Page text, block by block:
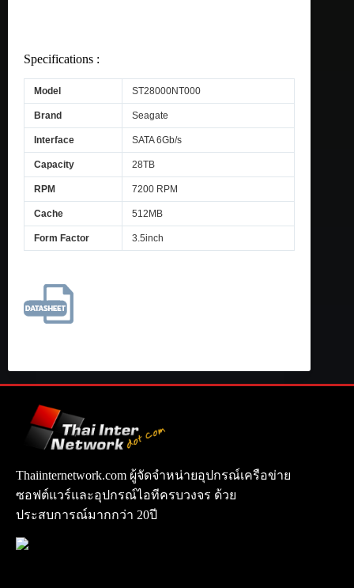
Specifications :
Model ST28000NT000
Brand Seagate
Interface SATA 6Gb/s
Capacity 28TB
RPM 7200 RPM
Cache 512MB
Form Factor 3.5inch
Thaiinternetwork.com ผู้จัดจำหน่ายอุปกรณ์เครือข่าย
ซอฟต์แวร์และอุปกรณ์ไอทีครบวงจร ด้วย
ประสบการณ์มากกว่า 20ปี